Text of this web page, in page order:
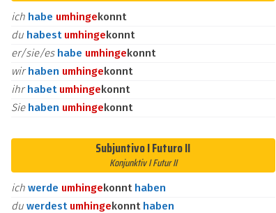
ich habe umhingekonnt
du habest umhingekonnt
er/sie/es habe umhingekonnt
wirhaben umhingekonnt
ihrhabet umhingekonnt
Sie haben umhingekonnt
Subjuntivo I Futuro II
Konjunktiv I Futur II
ich werde umhingekonnt haben
du werdest umhingekonnt haben